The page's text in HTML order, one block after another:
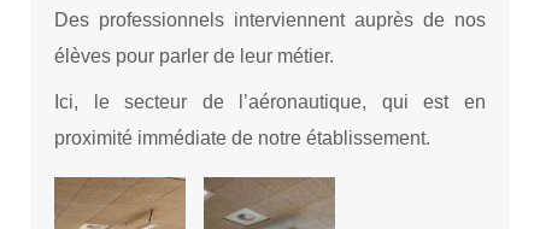
Des professionnels interviennent auprès de nos
élèves pour parler de leur métier.
Ici, le secteur de l’aéronautique, qui est en
proximité immédiate de notre établissement.